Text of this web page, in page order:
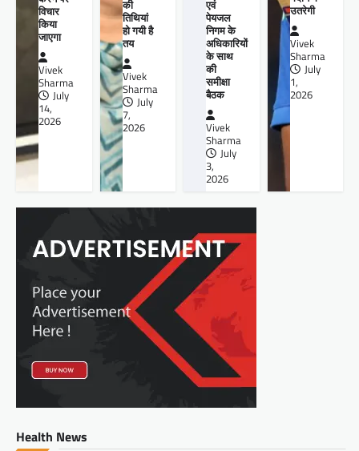
विचार
किया
जाएगा
Vivek
Sharma
July
14,
2026
की
तिथियां
हो गयी है
तय
Vivek
Sharma
July
7,
2026
एवं
पेयजल
निगम के
अधिकारियों
के साथ
की
समीक्षा
बैठक
Vivek
Sharma
July
3,
2026
उतरेगी
Vivek
Sharma
July
1,
2026
Health News